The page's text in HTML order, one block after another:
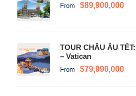
From $89,900,000
TOUR CHÂU ÂU
– Vatican
From $79,990,000